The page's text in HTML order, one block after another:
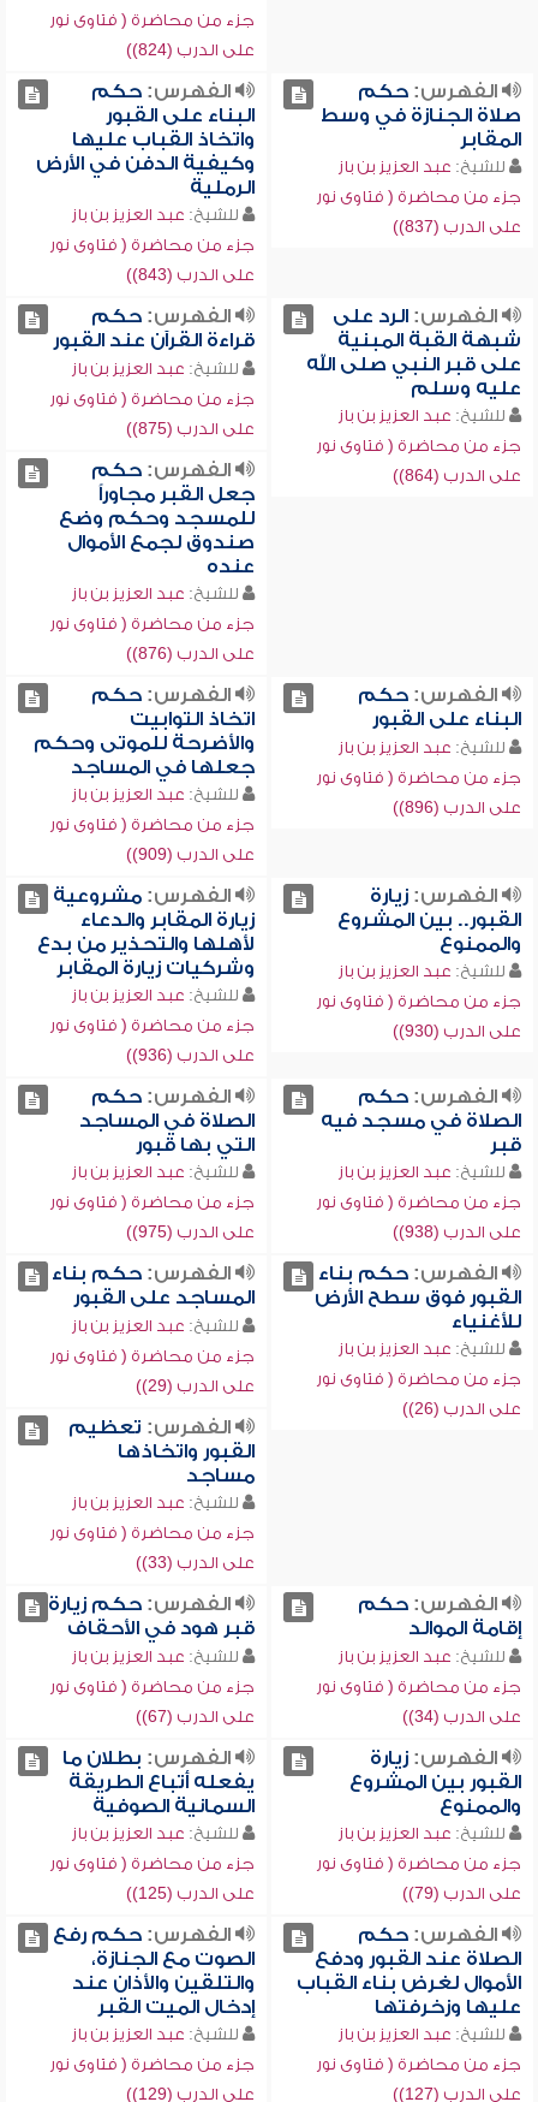
جزء من محاضرة ( فتاوى نور
على الدرب (824))
الفهرس:حكم
صلاة الجنازة في وسط
المقابر
للشيخ: عبد العزيز بن باز
جزء من محاضرة ( فتاوى نور
على الدرب (837))
الفهرس:حكم
البناء على القبور
واتخاذ القباب عليها
وكيفية الدفن في الأرض
الرملية
للشيخ: عبد العزيز بن باز
جزء من محاضرة ( فتاوى نور
على الدرب (843))
الفهرس:الرد على
شبهة القبة المبنية
على قبر النبي صلى الله
عليه وسلم
للشيخ: عبد العزيز بن باز
جزء من محاضرة ( فتاوى نور
على الدرب (864))
الفهرس:حكم
قراءة القرآن عند القبور
للشيخ: عبد العزيز بن باز
جزء من محاضرة ( فتاوى نور
على الدرب (875))
الفهرس:حكم
جعل القبر مجاوراً
للمسجد وحكم وضع
صندوق لجمع الأموال
عنده
للشيخ: عبد العزيز بن باز
جزء من محاضرة ( فتاوى نور
على الدرب (876))
الفهرس:حكم
البناء على القبور
للشيخ: عبد العزيز بن باز
جزء من محاضرة ( فتاوى نور
على الدرب (896))
الفهرس:حكم
اتخاذ التوابيت
والأضرحة للموتى وحكم
جعلها في المساجد
للشيخ: عبد العزيز بن باز
جزء من محاضرة ( فتاوى نور
على الدرب (909))
الفهرس:زيارة
القبور.. بين المشروع
والممنوع
للشيخ: عبد العزيز بن باز
جزء من محاضرة ( فتاوى نور
على الدرب (930))
الفهرس:مشروعية
زيارة المقابر والدعاء
لأهلها والتحذير من بدع
وشركيات زيارة المقابر
للشيخ: عبد العزيز بن باز
جزء من محاضرة ( فتاوى نور
على الدرب (936))
الفهرس:حكم
الصلاة في مسجد فيه
قبر
للشيخ: عبد العزيز بن باز
جزء من محاضرة ( فتاوى نور
على الدرب (938))
الفهرس:حكم
الصلاة في المساجد
التي بها قبور
للشيخ: عبد العزيز بن باز
جزء من محاضرة ( فتاوى نور
على الدرب (975))
الفهرس:حكم بناء
القبور فوق سطح الأرض
للأغنياء
للشيخ: عبد العزيز بن باز
جزء من محاضرة ( فتاوى نور
على الدرب (26))
الفهرس:حكم بناء
المساجد على القبور
للشيخ: عبد العزيز بن باز
جزء من محاضرة ( فتاوى نور
على الدرب (29))
الفهرس: تعظيم
القبور واتخاذها
مساجد
للشيخ: عبد العزيز بن باز
جزء من محاضرة ( فتاوى نور
على الدرب (33))
الفهرس:حكم
إقامة الموالد
للشيخ: عبد العزيز بن باز
جزء من محاضرة ( فتاوى نور
على الدرب (34))
الفهرس:حكم زيارة
قبر هود في الأحقاف
للشيخ: عبد العزيز بن باز
جزء من محاضرة ( فتاوى نور
على الدرب (67))
الفهرس:زيارة
القبور بين المشروع
والممنوع
للشيخ: عبد العزيز بن باز
جزء من محاضرة ( فتاوى نور
على الدرب (79))
الفهرس: بطلان ما
يفعله أتباع الطريقة
السمانية الصوفية
للشيخ: عبد العزيز بن باز
جزء من محاضرة ( فتاوى نور
على الدرب (125))
الفهرس:حكم
الصلاة عند القبور ودفع
الأموال لغرض بناء القباب
عليها وزخرفتها
للشيخ: عبد العزيز بن باز
جزء من محاضرة ( فتاوى نور
على الدرب (127))
الفهرس:حكم رفع
الصوت مع الجنازة،
والتلقين والأذان عند
إدخال الميت القبر
للشيخ: عبد العزيز بن باز
جزء من محاضرة ( فتاوى نور
على الدرب (129))